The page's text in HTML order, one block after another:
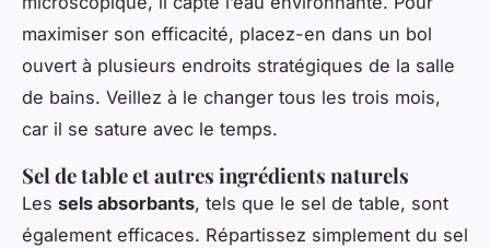
maximiser son efficacité, placez-en dans un bol
ouvert à plusieurs endroits stratégiques de la salle
de bains. Veillez à le changer tous les trois mois,
car il se sature avec le temps.
Sel de table et autres ingrédients naturels
Les sels absorbants, tels que le sel de table, sont
également efficaces. Répartissez simplement du sel